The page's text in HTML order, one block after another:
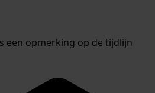
een opmerking op de tijdlijn